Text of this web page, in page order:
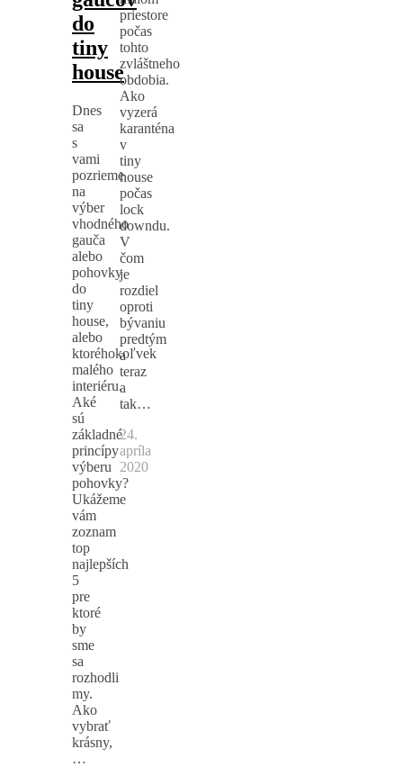
do
tiny
house
Dnes
sa
s
vami
pozrieme
na
výber
vhodného
gauča
alebo
pohovky
do
tiny
house,
alebo
ktoréhokoľvek
malého
interiéru.
Aké
sú
základné
princípy
výberu
pohovky?
Ukážeme
vám
zoznam
top
najlepších
5
pre
ktoré
by
sme
sa
rozhodli
my.
Ako
vybrať
krásny,
…
priestore
počas
tohto
zvláštneho
obdobia.
Ako
vyzerá
karanténa
v
tiny
house
počas
lock
downdu.
V
čom
je
rozdiel
oproti
bývaniu
predtým
a
teraz
a
tak…
24.
apríla
2020